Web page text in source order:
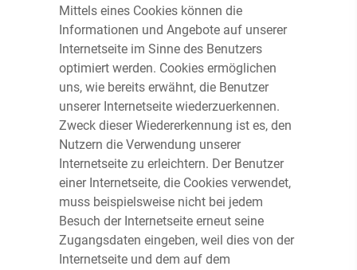
Mittels eines Cookies können die
Informationen und Angebote auf unserer
Internetseite im Sinne des Benutzers
optimiert werden. Cookies ermöglichen
uns, wie bereits erwähnt, die Benutzer
unserer Internetseite wiederzuerkennen.
Zweck dieser Wiedererkennung ist es, den
Nutzern die Verwendung unserer
Internetseite zu erleichtern. Der Benutzer
einer Internetseite, die Cookies verwendet,
muss beispielsweise nicht bei jedem
Besuch der Internetseite erneut seine
Zugangsdaten eingeben, weil dies von der
Internetseite und dem auf dem